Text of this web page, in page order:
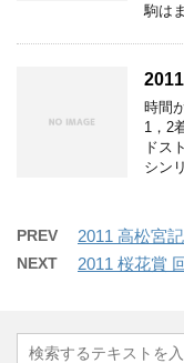
駒は
時間
1，2
ドス
シン
PREV 2011 高松宮
NEXT 2011 桜花賞